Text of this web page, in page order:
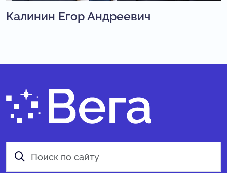
Калинин Егор Андреевич